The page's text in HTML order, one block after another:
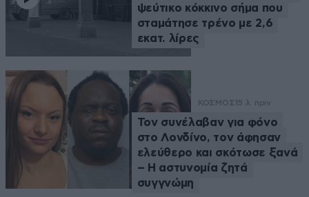
ψεύτικο κόκκινο σήμα που
σταμάτησε τρένο με 2,6
εκατ. λίρες
ΚΟΣΜΟΣ 15 λ. πριν
Τον συνέλαβαν για φόνο
στο Λονδίνο, τον άφησαν
ελεύθερο και σκότωσε ξανά
– Η αστυνομία ζητά
συγγνώμη